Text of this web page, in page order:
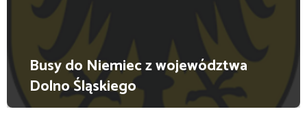
Busy do Niemiec z województwa
Dolno Śląskiego